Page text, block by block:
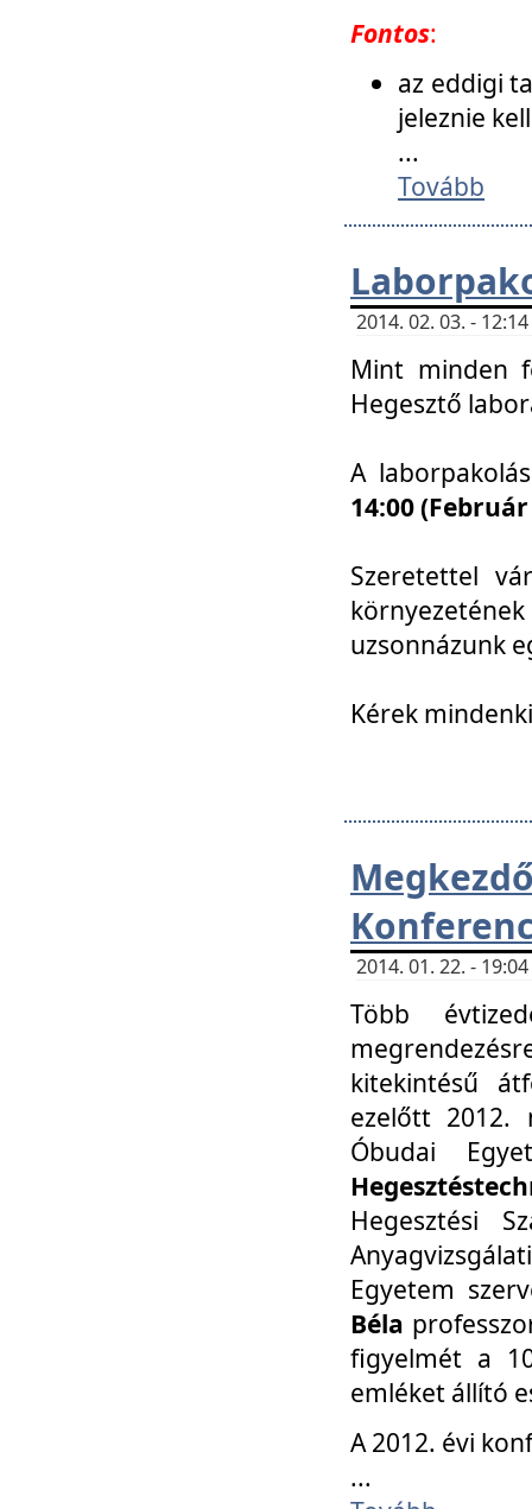
Fontos:
az eddigi
jeleznie
...
Tovább
2014. 02. 03. -
Mint minden
Hegesztő
A
14:00
Szeretettel
uzsonnázunk
Kérek
2014. 01. 22. -
Több
kitekintésű
ezelőtt 2012.
Óbudai
Hegesztési
Egyetem
Béla
figyelmét a
emléket állító
A 2012. évi
...